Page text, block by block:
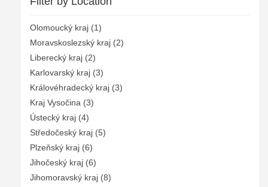
Olomoucký kraj (1)
Moravskoslezský kraj (2)
Liberecký kraj (2)
Karlovarský kraj (3)
Královéhradecký kraj (3)
Kraj Vysočina (3)
Ústecký kraj (4)
Středočeský kraj (5)
Plzeňský kraj (6)
Jihočeský kraj (6)
Jihomoravský kraj (8)